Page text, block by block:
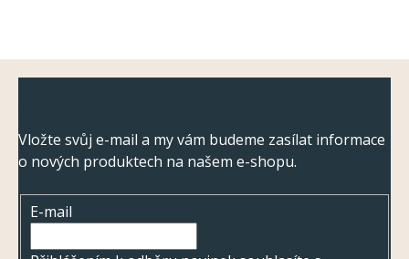
Vložte svůj e-mail a my vám budeme zasílat informace
o nových produktech na našem e-shopu.
E-mail